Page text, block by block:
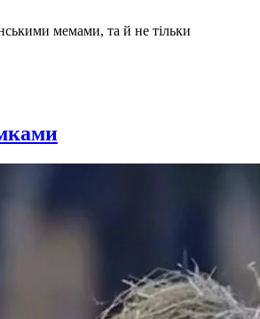
мемами, та й не тільки